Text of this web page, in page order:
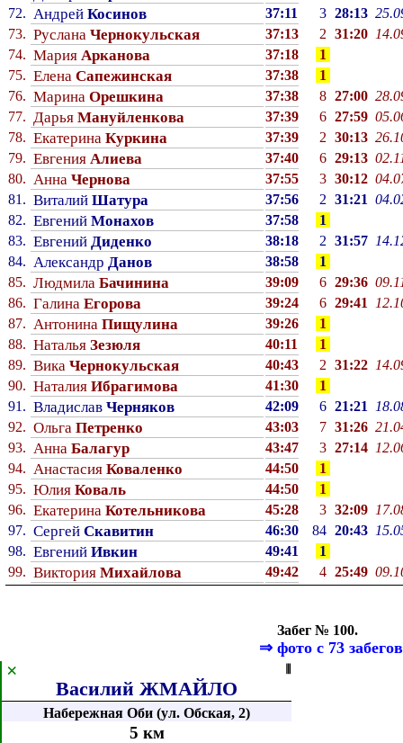
72. Андрей Косинов 37:11 3 28:13
73. Руслана Чернокульская 37:13 2 31:20
74. Мария Арканова 37:18
1
75. Елена Сапежинская 37:38
1
76. Марина Орешкина 37:38 8 27:00
77. Дарья Мануйленкова 37:39 6 27:59
78. Екатерина Куркина 37:39 2 30:13
79. Евгения Алиева 37:40 6 29:13
80. Анна Чернова 37:55 3 30:12
81. Виталий Шатура 37:56 2 31:21
82. Евгений Монахов 37:58
1
83. Евгений Диденко 38:18 2 31:57
84. Александр Данов 38:58
1
85. Людмила Бачинина 39:09 6 29:36
86. Галина Егорова 39:24 6 29:41
87. Антонина Пищулина 39:26
1
88. Наталья Зезюля 40:11
1
89. Вика Чернокульская 40:43 2 31:22
90. Наталия Ибрагимова 41:30
1
91. Владислав Черняков 42:09 6 21:21
92. Ольга Петренко 43:03 7 31:26
93. Анна Балагур 43:47 3 27:14
94. Анастасия Коваленко 44:50
1
95. Юлия Коваль 44:50
1
96. Екатерина Котельникова 45:28 3 32:09
97. Сергей Скавитин 46:30 84 20:43
98. Евгений Ивкин 49:41
1
99. Виктория Михайлова 49:42 4 25:49
Забег № 100.
⇒ фото с 73 забегов
⦀
×
Василий ЖМАЙЛО
Набережная Оби (ул. Обская, 2)
5 км